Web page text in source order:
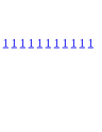
1 1 1 1 1 1 1 1 1 1 1